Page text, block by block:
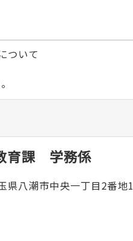
ついて
育課 学務係
八潮市中央一丁目2番地1